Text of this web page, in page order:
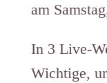
am
In 3 Live-
Wichtige,